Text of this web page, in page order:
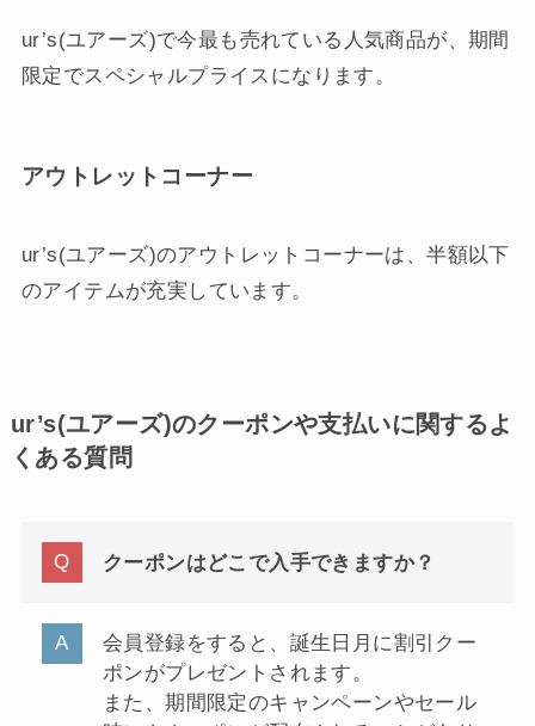
ur’s(ユアーズ)で今最も売れている人気商品が、期間
限定でスペシャルプライスになります。
アウトレットコーナー
ur’s(ユアーズ)のアウトレットコーナーは、半額以下
のアイテムが充実しています。
ur’s(ユアーズ)のクーポンや支払いに関するよ
くある質問
クーポンはどこで入手できますか？
会員登録をすると、誕生日月に割引クー
ポンがプレゼントされます。
また、期間限定のキャンペーンやセール